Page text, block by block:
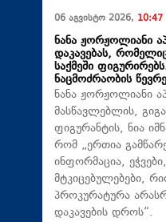
06 აგვისტო 2026, 10:47
ნანა ჟორჟოლიანი
დაკავებას,
საქმეში
ნაცმოძრაობის
ნანა ჟორჟოლიანი
მასწავლებლის,
ფიგურანტის, ნია
რომ „ერთია
ინფორმაცია,
მტკიცებულებები,
პროკურატურა
დაკავების დროს“.